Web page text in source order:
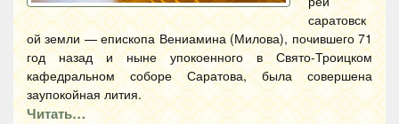
саратовск
ой земли — епископа Вениамина (Милова), почившего 71
год назад и ныне упокоенного в Свято-Троицком
кафедральном соборе Саратова, была совершена
заупокойная лития.
Читать…